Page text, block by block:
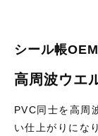
シール帳
高周波ウエ
PVC同士を高周
い仕上がりにな